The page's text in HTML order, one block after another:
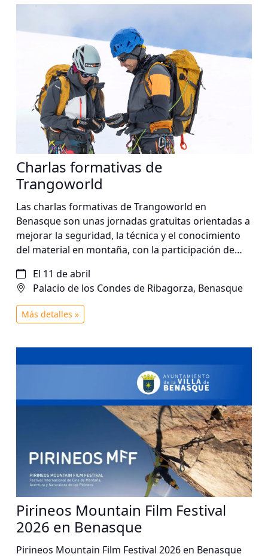
Charlas formativas de
Trangoworld
Las charlas formativas de Trangoworld en
Benasque son unas jornadas gratuitas orientadas a
mejorar la seguridad, la técnica y el conocimiento
del material en montaña, con la participación de
El 11 de abril
Palacio de los Condes de Ribagorza, Benasque
Más detalles »
Pirineos Mountain Film Festival
2026 en Benasque
Pirineos Mountain Film Festival 2026 en Benasque